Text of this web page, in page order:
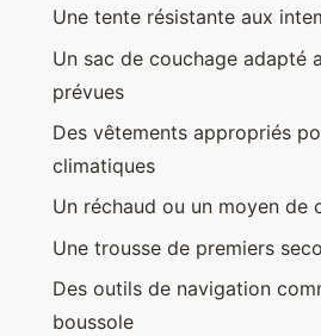
Une tente résistante aux
Un sac de couchage adapté
prévues
Des vêtements appropriés
climatiques
Un réchaud ou un moyen de
Une trousse de premiers
Des outils de navigation
boussole